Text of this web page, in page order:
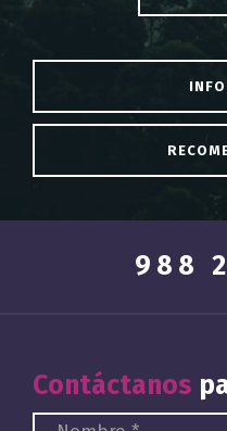
Contáctanos
988